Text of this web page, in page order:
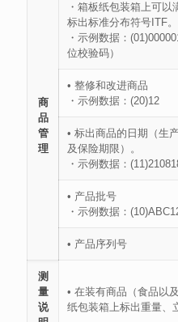
商
品
管
理
・箱板纸包装箱上可
标出标准分布符号ITF。
・示例数据：
位校验码）
• 整修和改进商品
・示例数据：(20)12
• 标出商品的日期（生
及保险期限）。
・示例数据：
• 产品批号
・示例数据：
• 产品序列号
测
量
说
• 在装有商品（食品以
纸包装箱上标出重量、